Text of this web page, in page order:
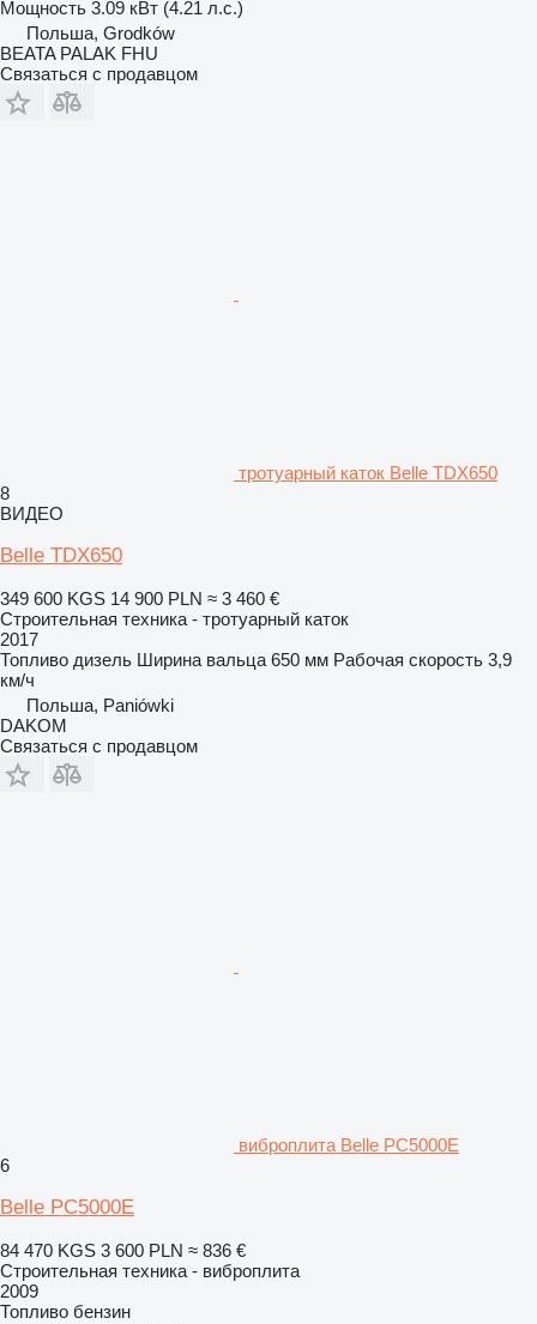
Мощность 3.09 кВт (4.21 л.с.)
Польша, Grodków
BEATA PALAK FHU
Связаться с продавцом
тротуарный каток Belle TDX650
8
ВИДЕО
Belle TDX650
349 600 KGS 14 900 PLN ≈ 3 460 €
Строительная техника - тротуарный каток
2017
Топливо дизель Ширина вальца 650 мм Рабочая скорость 3,9
км/ч
Польша, Paniówki
DAKOM
Связаться с продавцом
виброплита Belle PC5000E
6
Belle PC5000E
84 470 KGS 3 600 PLN ≈ 836 €
Строительная техника - виброплита
2009
Топливо бензин